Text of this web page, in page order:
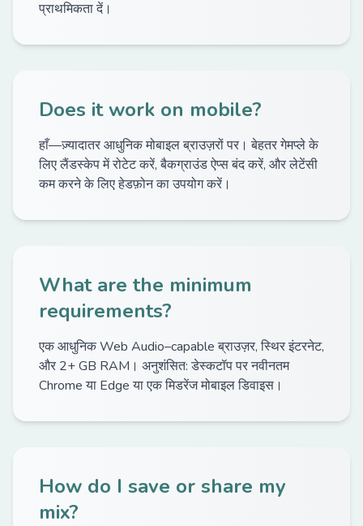
प्राथमिकता दें।
Does it work on mobile?
हाँ—ज़्यादातर आधुनिक मोबाइल ब्राउज़रों पर। बेहतर गेमप्ले के
लिए लैंडस्केप में रोटेट करें, बैकग्राउंड ऐप्स बंद करें, और लेटेंसी
कम करने के लिए हेडफ़ोन का उपयोग करें।
What are the minimum
requirements?
एक आधुनिक Web Audio–capable ब्राउज़र, स्थिर इंटरनेट,
और 2+ GB RAM। अनुशंसित: डेस्कटॉप पर नवीनतम
Chrome या Edge या एक मिडरेंज मोबाइल डिवाइस।
How do I save or share my
mix?